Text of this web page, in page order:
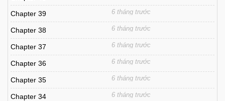
Chapter 39 6 tháng trước
Chapter 38 6 tháng trước
Chapter 37 6 tháng trước
Chapter 36 6 tháng trước
Chapter 35 6 tháng trước
Chapter 34 6 tháng trước